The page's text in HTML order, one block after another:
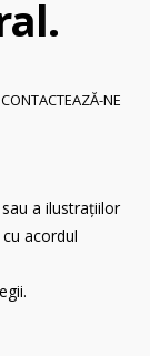
.
CONTACTEAZĂ-NE
a ilustrațiilor
acordul